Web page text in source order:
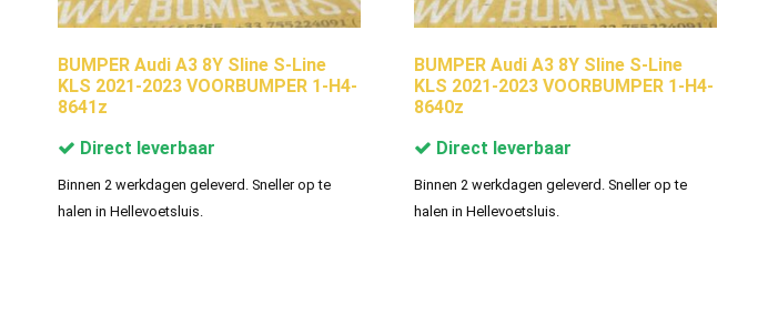
BUMPER Audi A3 8Y Sline S-Line
KLS 2021-2023 VOORBUMPER 1-H4-
8641z
Direct leverbaar
Binnen 2 werkdagen geleverd. Sneller op te
halen in Hellevoetsluis.
BUMPER Audi A3 8Y Sline S-Line
KLS 2021-2023 VOORBUMPER 1-H4-
8640z
Direct leverbaar
Binnen 2 werkdagen geleverd. Sneller op te
halen in Hellevoetsluis.